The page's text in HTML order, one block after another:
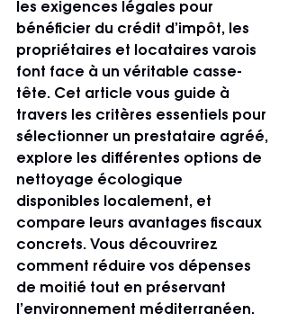
les exigences légales pour
bénéficier du crédit d’impôt, les
propriétaires et locataires varois
font face à un véritable casse-
tête. Cet article vous guide à
travers les critères essentiels pour
sélectionner un prestataire agréé,
explore les différentes options de
nettoyage écologique
disponibles localement, et
compare leurs avantages fiscaux
concrets. Vous découvrirez
comment réduire vos dépenses
de moitié tout en préservant
l’environnement méditerranéen.